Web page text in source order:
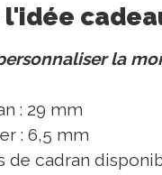
la
: 29 mm
: 6,5 mm
de cadran